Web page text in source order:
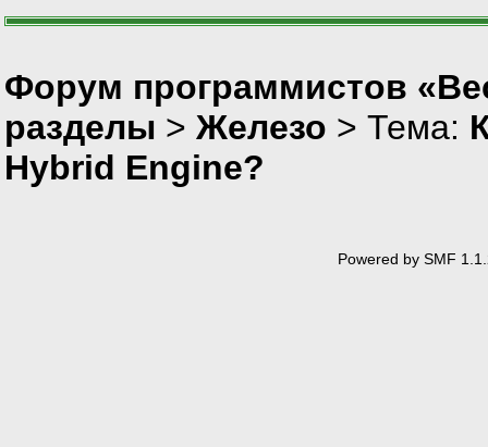
Форум программистов
разделы > Железо > Тема:
Hybrid Engine?
Powered by SMF